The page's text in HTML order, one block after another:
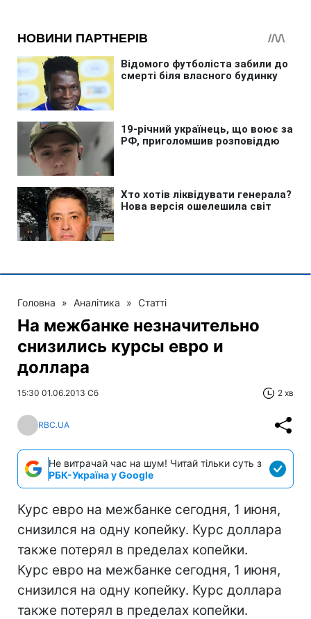
Головна » Аналітика » Статті
На межбанке незначительно
снизились курсы евро и
доллара
15:30 01.06.2013 Сб 2 хв
RBC.UA
Не витрачай час на шум! Читай тільки суть з
РБК-Україна у Google
Курс евро на межбанке сегодня, 1 июня,
снизился на одну копейку. Курс доллара
также потерял в пределах копейки.
Курс евро на межбанке сегодня, 1 июня,
снизился на одну копейку. Курс доллара
также потерял в пределах копейки.